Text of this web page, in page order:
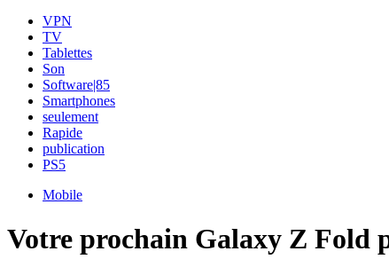
VPN
TV
Tablettes
Son
Software|85
Smartphones
seulement
Rapide
publication
PS5
Mobile
Votre prochain Galaxy Z